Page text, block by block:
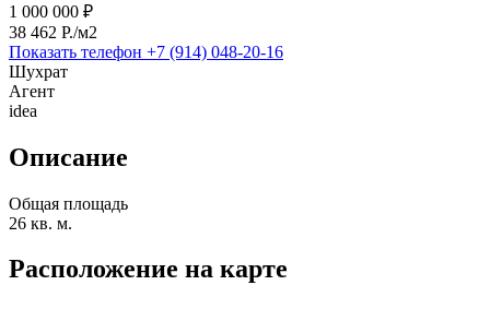
1 000 000 ₽
38 462 P./м2
Показать телефон +7 (914) 048-20-16
Шухрат
Агент
idea
Описание
Общая площадь
26 кв. м.
Расположение на карте